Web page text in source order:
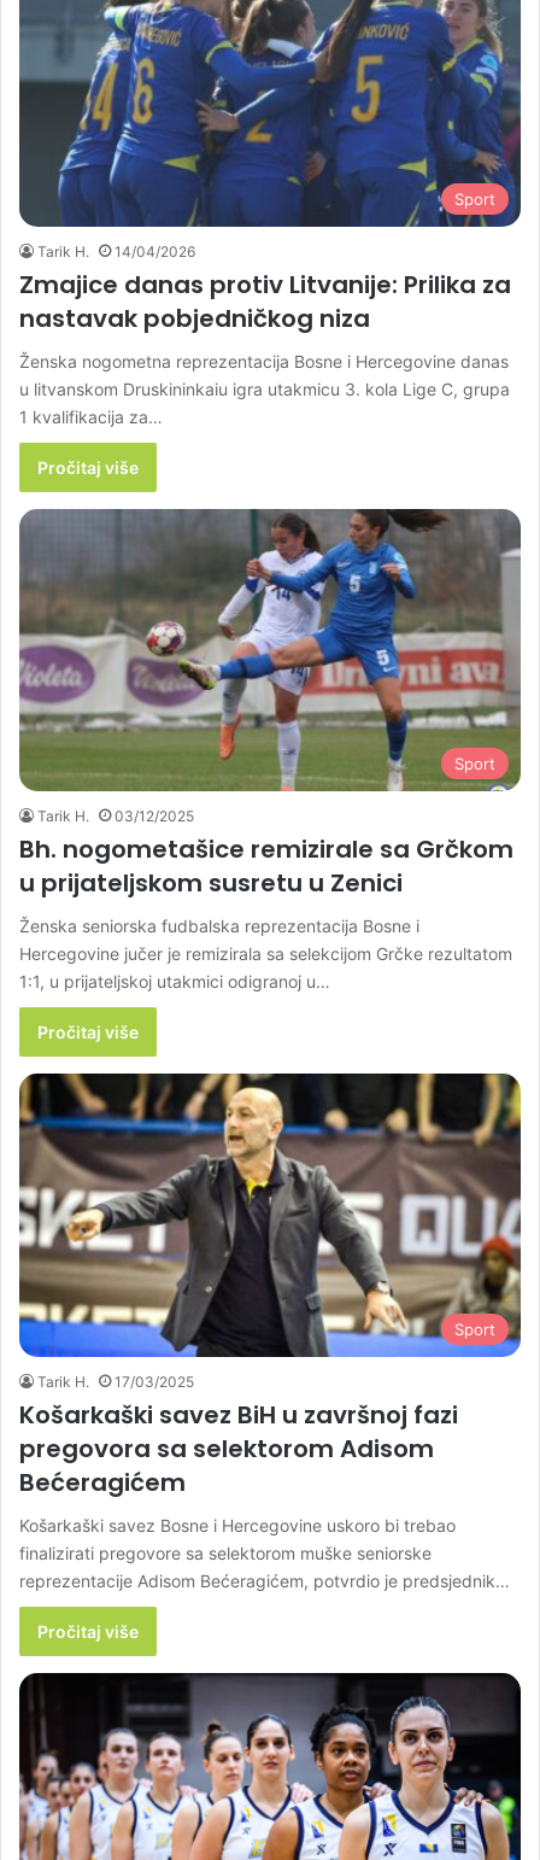
Sport
Tarik H. 14/04/2026
Zmajice danas protiv Litvanije: Prilika za
nastavak pobjedničkog niza
Ženska nogometna reprezentacija Bosne i Hercegovine danas
u litvanskom Druskininkaiu igra utakmicu 3. kola Lige C, grupa
1 kvalifikacija za…
Pročitaj više
Sport
Tarik H. 03/12/2025
Bh. nogometašice remizirale sa Grčkom
u prijateljskom susretu u Zenici
Ženska seniorska fudbalska reprezentacija Bosne i
Hercegovine jučer je remizirala sa selekcijom Grčke rezultatom
1:1, u prijateljskoj utakmici odigranoj u…
Pročitaj više
Sport
Tarik H. 17/03/2025
Košarkaški savez BiH u završnoj fazi
pregovora sa selektorom Adisom
Bećeragićem
Košarkaški savez Bosne i Hercegovine uskoro bi trebao
finalizirati pregovore sa selektorom muške seniorske
reprezentacije Adisom Bećeragićem, potvrdio je predsjednik…
Pročitaj više